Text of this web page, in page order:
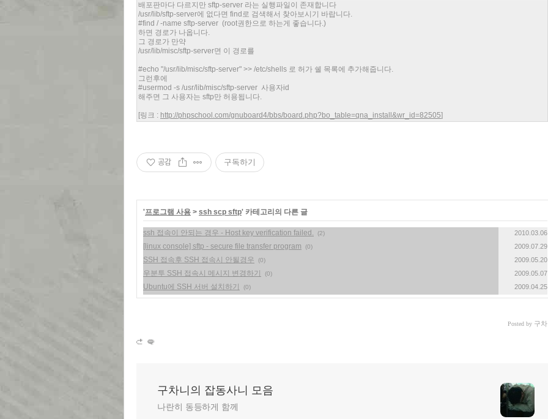
배포판마다 다르지만 sftp-server 라는 실행파일이 존재합니다
/usr/lib/sftp-server에 없다면 find로 검색해서 찾아보시기 바랍니다.
#find / -name sftp-server (root권한으로 하는게 좋습니다.)
하면 경로가 나옵니다.
그 경로가 만약
/usr/lib/misc/sftp-server면 이 경로를
#echo "/usr/lib/misc/sftp-server" >> /etc/shells 로 허가 쉘 목록에 추가해줍니다.
그런후에
#usermod -s /usr/lib/misc/sftp-server 사용자id
해주면 그 사용자는 sftp만 허용됩니다.
[링크 : http://phpschool.com/gnuboard4/bbs/board.php?bo_table=qna_install&wr_id=82505]
공감 구독하기
'프로그램 사용 > ssh scp sftp' 카테고리의 다른 글
ssh 접속이 안되는 경우 - Host key verification failed. (2) 2010.03.06
[linux console] sftp - secure file transfer program (0) 2009.07.29
SSH 접속후 SSH 접속시 안될경우 (0) 2009.05.20
우분투 SSH 접속시 메시지 변경하기 (0) 2009.05.07
Ubuntu에 SSH 서버 설치하기 (0) 2009.04.25
Posted by 구
구차니의 잡동사니 모음
나란히 동등하게 함께